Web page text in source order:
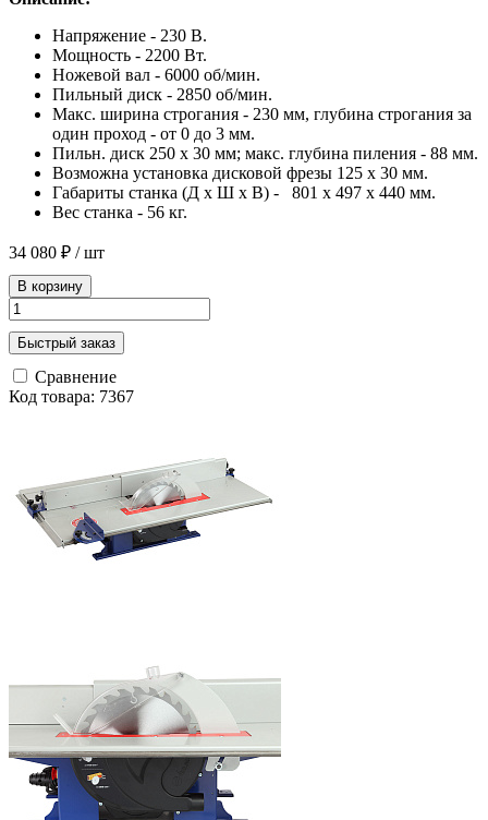
Напряжение - 230 В.
Мощность - 2200 Вт.
Ножевой вал - 6000 об/мин.
Пильный диск - 2850 об/мин.
Макс. ширина строгания - 230 мм, глубина строгания за
один проход - от 0 до 3 мм.
Пильн. диск 250 х 30 мм; макс. глубина пиления - 88 мм.
Возможна установка дисковой фрезы 125 х 30 мм.
Габариты станка (Д х Ш х В) - 801 х 497 х 440 мм.
Вес станка - 56 кг.
34 080 ₽ / шт
В корзину
Быстрый заказ
Сравнение
Код товара: 7367